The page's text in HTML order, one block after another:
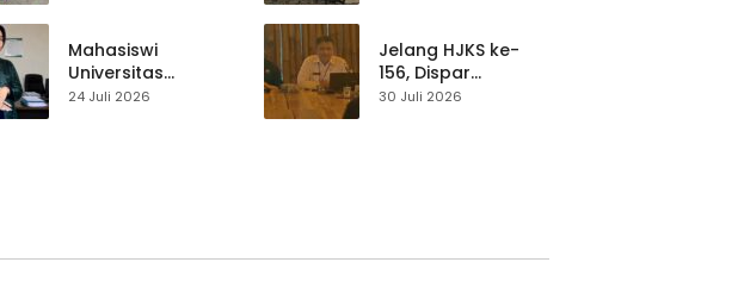
Pasar Cisaat
Mahasiswi
Universitas
Muhammadiyah
24 Juli 2026
Waspada
Jelang HJKS ke-
156, Dispar
Kabupaten
30 Juli 2026